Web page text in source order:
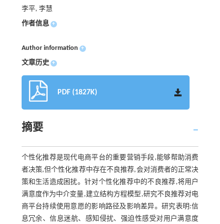
李平, 李慧
作者信息 +
Author information +
文章历史 +
PDF (1827K)
摘要
个性化推荐是现代电商平台的重要营销手段,能够帮助消费
者决策,但个性化推荐中存在不良推荐,会对消费者的正常决
策和生活造成困扰。针对个性化推荐中的不良推荐,将用户
满意度作为中介变量,建立结构方程模型,研究不良推荐对电
商平台持续使用意愿的影响路径及影响差异。研究表明:信
息冗余、信息迷航、感知侵扰、强迫性感受对用户满意度